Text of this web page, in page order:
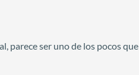
parece ser uno de los pocos que